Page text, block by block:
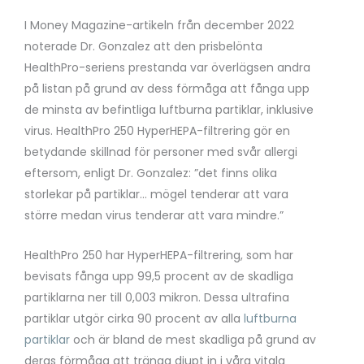
I Money Magazine-artikeln från december 2022
noterade Dr. Gonzalez att den prisbelönta
HealthPro-seriens prestanda var överlägsen andra
på listan på grund av dess förmåga att fånga upp
de minsta av befintliga luftburna partiklar, inklusive
virus. HealthPro 250 HyperHEPA-filtrering gör en
betydande skillnad för personer med svår allergi
eftersom, enligt Dr. Gonzalez: ”det finns olika
storlekar på partiklar… mögel tenderar att vara
större medan virus tenderar att vara mindre.”
HealthPro 250 har HyperHEPA-filtrering, som har
bevisats fånga upp 99,5 procent av de skadliga
partiklarna ner till 0,003 mikron. Dessa ultrafina
partiklar utgör cirka 90 procent av alla luftburna
partiklar och är bland de mest skadliga på grund av
deras förmåga att tränga djupt in i våra vitala